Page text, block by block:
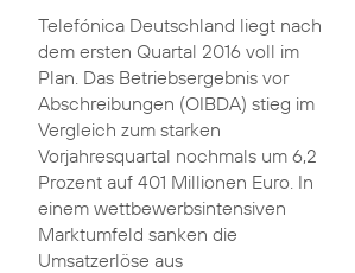
Telefónica Deutschland liegt nach
dem ersten Quartal 2016 voll im
Plan. Das Betriebsergebnis vor
Abschreibungen (OIBDA) stieg im
Vergleich zum starken
Vorjahresquartal nochmals um 6,2
Prozent auf 401 Millionen Euro. In
einem wettbewerbsintensiven
Marktumfeld sanken die
Umsatzerlöse aus